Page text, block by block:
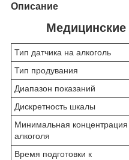
Описание
Медицинские
Тип датчика на алкоголь
Тип продувания
Диапазон показаний
Дискретность шкалы
Минимальная концентрация
алкоголя
Время подготовки к